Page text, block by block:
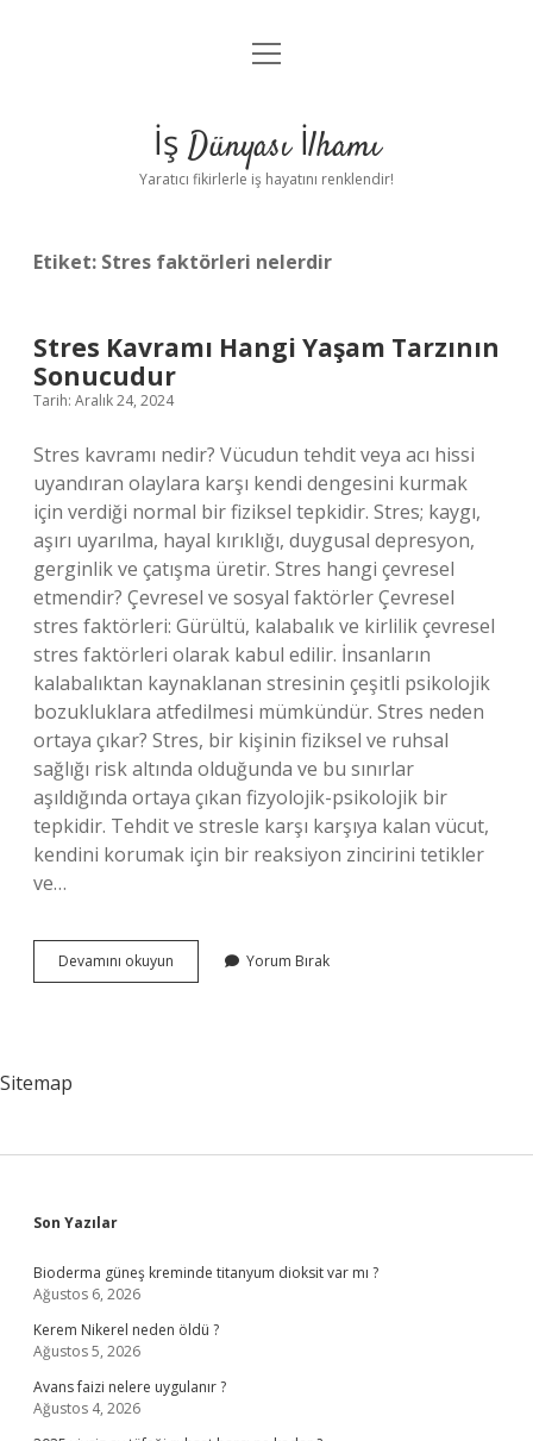
Anasayfa
Yasal Uyarı
menüyü
İş Dünyası İlhamı
Yaratıcı fikirlerle iş hayatını renklendir!
Etiket: Stres faktörleri nelerdir
Stres Kavramı Hangi Yaşam Tarzının
Sonucudur
Tarih: Aralık 24, 2024
Stres kavramı nedir? Vücudun tehdit veya acı hissi
uyandıran olaylara karşı kendi dengesini kurmak
için verdiği normal bir fiziksel tepkidir. Stres; kaygı,
aşırı uyarılma, hayal kırıklığı, duygusal depresyon,
gerginlik ve çatışma üretir. Stres hangi çevresel
etmendir? Çevresel ve sosyal faktörler Çevresel
stres faktörleri: Gürültü, kalabalık ve kirlilik çevresel
stres faktörleri olarak kabul edilir. İnsanların
kalabalıktan kaynaklanan stresinin çeşitli psikolojik
bozukluklara atfedilmesi mümkündür. Stres neden
ortaya çıkar? Stres, bir kişinin fiziksel ve ruhsal
sağlığı risk altında olduğunda ve bu sınırlar
aşıldığında ortaya çıkan fizyolojik-psikolojik bir
tepkidir. Tehdit ve stresle karşı karşıya kalan vücut,
kendini korumak için bir reaksiyon zincirini tetikler
ve…
Devamını okuyun
Kavramı
Yorum Bırak
Sitemap
Sidebar
Son Yazılar
Bioderma güneş kreminde titanyum dioksit var mı ?
Ağustos 6, 2026
Kerem Nikerel neden öldü ?
Ağustos 5, 2026
Avans faizi nelere uygulanır ?
Ağustos 4, 2026